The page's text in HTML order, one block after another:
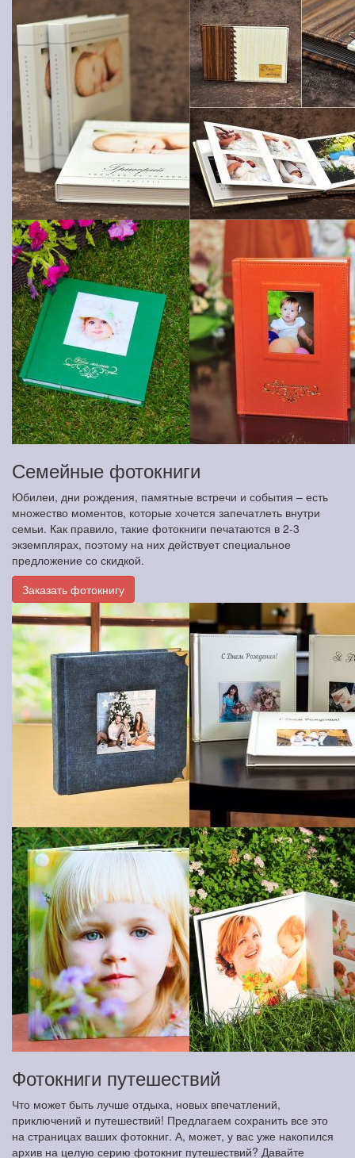
Семейные фотокниги
Юбилеи, дни рождения, памятные встречи и события – есть
множество моментов, которые хочется запечатлеть внутри
семьи. Как правило, такие фотокниги печатаются в 2-3
экземплярах, поэтому на них действует специальное
предложение со скидкой.
Заказать фотокнигу
Фотокниги путешествий
Что может быть лучше отдыха, новых впечатлений,
приключений и путешествий! Предлагаем сохранить все это
на страницах ваших фотокниг. А, может, у вас уже накопился
архив на целую серию фотокниг путешествий? Давайте